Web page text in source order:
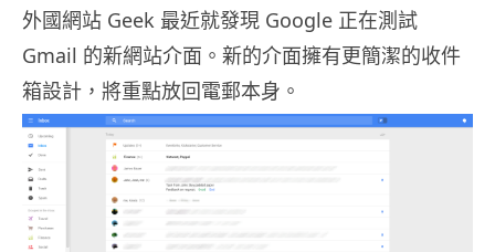
外國網站 Geek 最近就發現 Google 正在測試
Gmail 的新網站介面。新的介面擁有更簡潔的收件
箱設計，將重點放回電郵本身。